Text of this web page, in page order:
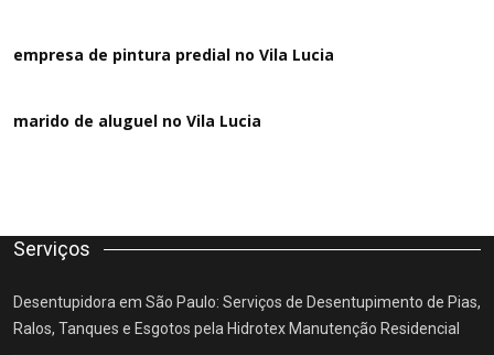
empresa de pintura predial no Vila Lucia
marido de aluguel no Vila Lucia
Serviços
Desentupidora em São Paulo: Serviços de Desentupimento de Pias,
Ralos, Tanques e Esgotos pela Hidrotex Manutenção Residencial